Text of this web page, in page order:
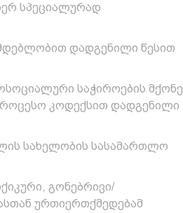
სპეციალურად
დადგენილი წესით
საჭიროების მქონე
კოდექსით დადგენილი
სახელობის სასამართლო
გონებრივი/
ურთიერთქმედებამ